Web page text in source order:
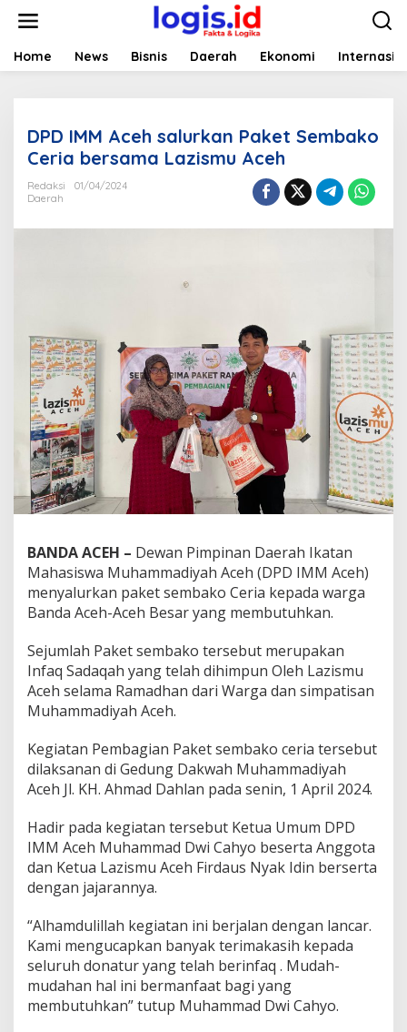
t
Home News Bisnis Daerah Ekonomi
DPD IMM Aceh salurkan Paket Sembako
Ceria bersama Lazismu Aceh
Redaksi
01/04/2024
Daerah
BANDA ACEH – Dewan Pimpinan Daerah Ikatan
Mahasiswa Muhammadiyah Aceh (DPD IMM Aceh)
menyalurkan paket sembako Ceria kepada warga
Banda Aceh-Aceh Besar yang membutuhkan.
Sejumlah Paket sembako tersebut merupakan
Infaq Sadaqah yang telah dihimpun Oleh Lazismu
Aceh selama Ramadhan dari Warga dan simpatisan
Muhammadiyah Aceh.
Kegiatan Pembagian Paket sembako ceria tersebut
dilaksanan di Gedung Dakwah Muhammadiyah
Aceh Jl. KH. Ahmad Dahlan pada senin, 1 April 2024.
Hadir pada kegiatan tersebut Ketua Umum DPD
IMM Aceh Muhammad Dwi Cahyo beserta Anggota
dan Ketua Lazismu Aceh Firdaus Nyak Idin berserta
dengan jajarannya.
“Alhamdulillah kegiatan ini berjalan dengan lancar.
Kami mengucapkan banyak terimakasih kepada
seluruh donatur yang telah berinfaq . Mudah-
mudahan hal ini bermanfaat bagi yang
membutuhkan” tutup Muhammad Dwi Cahyo.